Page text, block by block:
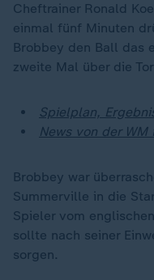
Cheftrainer Ronald
einmal fünf Minuten
Brobbey den Ball das
zweite Mal über die
Spielplan,
News von der
Brobbey war
Summerville in die
Spieler vom
sollte nach seiner
sorgen.